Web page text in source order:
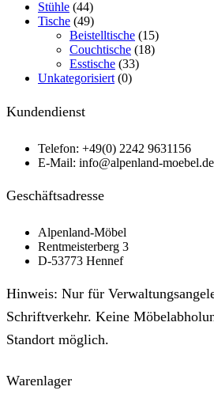
Stühle (44)
Tische (49)
Beistelltische (15)
Couchtische (18)
Esstische (33)
Unkategorisiert (0)
Kundendienst
Telefon: +49(0) 2242 9631156
E-Mail: info@alpenland-moebel.de
Geschäftsadresse
Alpenland-Möbel
Rentmeisterberg 3
D-53773 Hennef
Hinweis: Nur für
Schriftverkehr. Keine
Standort möglich.
Warenlager